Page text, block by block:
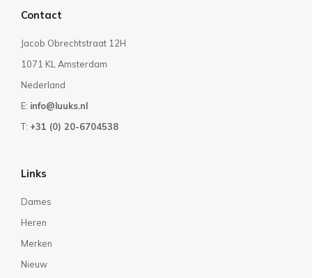
Contact
Jacob Obrechtstraat 12H
1071 KL Amsterdam
Nederland
E: info@luuks.nl
T: +31 (0) 20-6704538
Links
Dames
Heren
Merken
Nieuw